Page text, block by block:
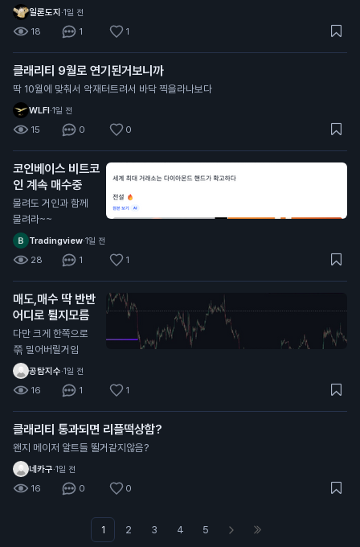
로 너무 많던데
일론도지 ·1일 전
18 1 1
클래리티 9월로 연기된거보니까
딱 10월에 맞춰서 악재터트려서 바닥 찍을라나보다
WLFI·1일 전
15 0 0
코인베이스 비트코
인 계속 매수중
물려도 거인과 함께
물려라~~
Tradingview·1일 전
28 1 1
매도,매수 딱 반반
어디로 튈지모름
다만 크게 한쪽으로
쭊 밀어버릴거임
공탐지수·1일 전
16 1 1
클래리티 통과되면 리플떡상함?
왠지 메이저 알트들 뛸거같지않음?
네카구·1일 전
16 0 0
1 2 3 4 5